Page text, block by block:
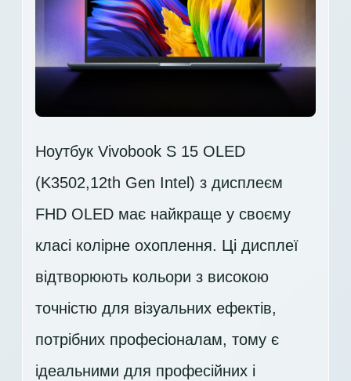
Ноутбук Vivobook S 15 OLED
(K3502,12th Gen Intel) з дисплеєм
FHD OLED має найкраще у своєму
класі колірне охоплення. Ці дисплеї
відтворюють кольори з високою
точністю для візуальних ефектів,
потрібних професіоналам, тому є
ідеальними для професійних і